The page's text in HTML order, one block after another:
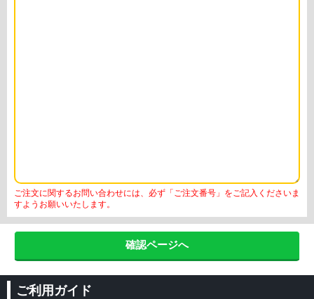
ご注文に関するお問い合わせには、必ず「ご注文番号」をご記入くださいま
すようお願いいたします。
ご利用ガイド